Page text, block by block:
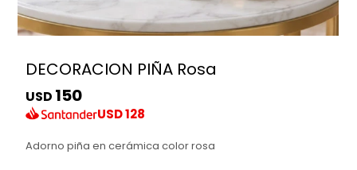
DECORACION PIÑA Rosa
USD 150
USD128
Adorno piña en cerámica color rosa